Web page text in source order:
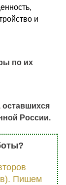
и
по их
оставшихся
России.
Пишем